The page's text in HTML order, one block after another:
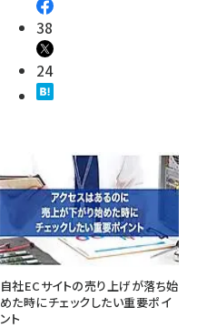
38
24
自社ECサイトの売り上げが落ち始
めた時にチェックしたい重要ポイ
ント